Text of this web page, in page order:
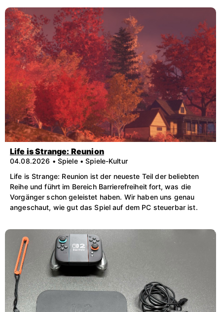
Life is Strange: Reunion
04.08.2026 • Spiele • Spiele-Kultur
Life is Strange: Reunion ist der neueste Teil der beliebten
Reihe und führt im Bereich Barrierefreiheit fort, was die
Vorgänger schon geleistet haben. Wir haben uns genau
angeschaut, wie gut das Spiel auf dem PC steuerbar ist.